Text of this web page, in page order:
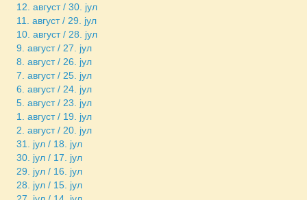
12. август / 30. јул
11. август / 29. јул
10. август / 28. јул
9. август / 27. јул
8. август / 26. јул
7. август / 25. јул
6. август / 24. јул
5. август / 23. јул
1. август / 19. јул
2. август / 20. јул
31. јул / 18. јул
30. јул / 17. јул
29. јул / 16. јул
28. јул / 15. јул